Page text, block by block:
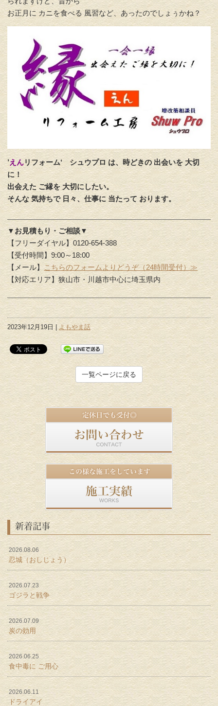
お正月に カニを食べる 風習など、あったのでしょぅかね？
’えんリフォーム‘ シュウプロ は、時どきの 出会いを 大切
に！
出会えた ご縁を 大切にしたい。
そんな 気持ちで 日々、仕事に 当たって おります。
▼お見積もり・ご相談▼
【フリーダイヤル】0120-654-388
【受付時間】9:00～18:00
【メール】 こちらのフォームよりどうぞ（24時間受付）≫
【対応エリア】狭山市・川越市中心に埼玉県内
2023年12月19日 |よもやま話
一覧ページに戻る
新着記事
2026.08.06
忍城（おしじょう）
2026.07.23
ゴジラと戦争
2026.07.09
炭の効用
2026.06.25
食中毒に ご用心
2026.06.11
ドライアイ